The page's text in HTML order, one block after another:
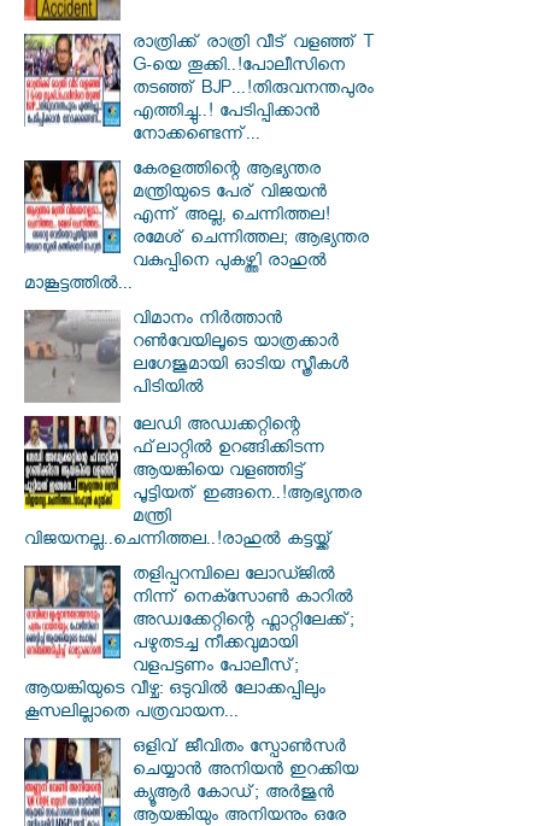
രാത്രിക്ക് രാത്രി വീട് വളഞ്ഞ് T
G-യെ തൂക്കി..!പോലീസിനെ
തടഞ്ഞ് BJP...!തിരുവനന്തപുരം
എത്തിച്ചു..! പേടിപ്പിക്കാൻ
നോക്കണ്ടെന്ന്...
കേരളത്തിന്റെ ആഭ്യന്തര
മന്ത്രിയുടെ പേര് വിജയൻ
എന്ന് അല്ല, ചെന്നിത്തല!
രമേശ് ചെന്നിത്തല; ആഭ്യന്തര
വകുപ്പിനെ പുകഴ്ത്തി രാഹുൽ
മാങ്കൂട്ടത്തിൽ...
വിമാനം നിര്‍ത്താന്‍
റണ്‍വേയിലൂടെ യാത്രക്കാര്‍
ലഗേജുമായി ഓടിയ സ്ത്രീകള്‍
പിടിയില്‍
ലേഡി അഡ്വക്കറ്റിന്റെ
ഫ്‌ലാറ്റിൽ ഉറങ്ങിക്കിടന്ന
ആയങ്കിയെ വളഞ്ഞിട്ട്
പൂട്ടിയത് ഇങ്ങനെ..!ആഭ്യന്തര
മന്ത്രി
വിജയനല്ല..ചെന്നിത്തല..!രാഹുൽ കട്ടയ്ക്ക്
തളിപ്പറമ്പിലെ ലോഡ്ജിൽ
നിന്ന് നെക്സോൺ കാറിൽ
അഡ്വക്കേറ്റിന്റെ ഫ്ലാറ്റിലേക്ക്;
പഴുതടച്ച നീക്കവുമായി
വളപട്ടണം പോലീസ്;
ആയങ്കിയുടെ വീഴ്ച: ഒടുവിൽ ലോക്കപ്പിലും
കൂസലില്ലാതെ പത്രവായന...
ഒളിവ് ജീവിതം സ്പോൺസർ
ചെയ്യാൻ അനിയൻ ഇറക്കിയ
ക്യൂആർ കോഡ്; അർജുൻ
ആയങ്കിയും അനിയനും ഒരേ